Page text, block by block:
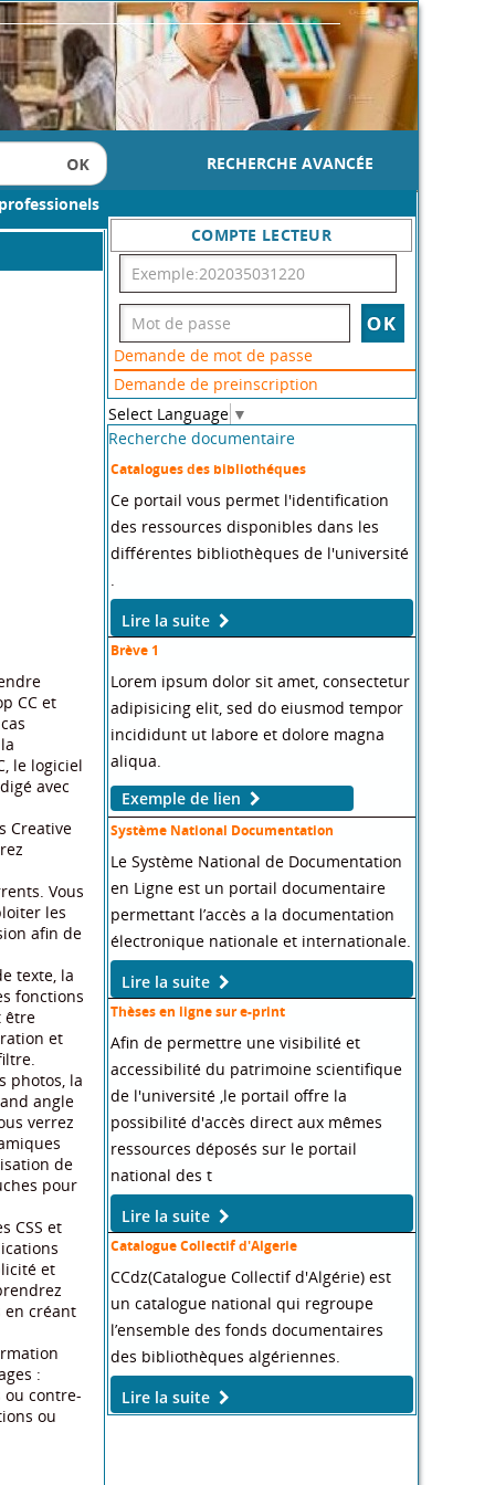
RECHERCHE AVANCÉE
CC et
le logiciel
avec
Creative
Vous
les
afin de
texte, la
fonctions
être
et
photos, la
angle
verrez
de
pour
CSS et
et
en créant
:
contre-
ou
COMPTE LECTEUR
Demande de mot de passe
Demande de preinscription
Select Language ▼
Recherche documentaire
Catalogues des bibliothéques
Ce portail vous permet l'identification
des ressources disponibles dans les
différentes bibliothèques de l'université
.
Lire la suite
Brève 1
Lorem ipsum dolor sit amet, consectetur
adipisicing elit, sed do eiusmod tempor
incididunt ut labore et dolore magna
aliqua.
Exemple de lien
Système National Documentation
Le Système National de Documentation
en Ligne est un portail documentaire
permettant l’accès a la documentation
électronique nationale et internationale.
Lire la suite
Thèses en ligne sur e-print
Afin de permettre une visibilité et
accessibilité du patrimoine scientifique
de l'université ,le portail offre la
possibilité d'accès direct aux mêmes
ressources déposés sur le portail
national des t
Lire la suite
Catalogue Collectif d'Algerie
CCdz(Catalogue Collectif d'Algérie) est
un catalogue national qui regroupe
l’ensemble des fonds documentaires
des bibliothèques algériennes.
Lire la suite